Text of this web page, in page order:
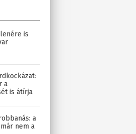
is
a
is átírja
a
nem a